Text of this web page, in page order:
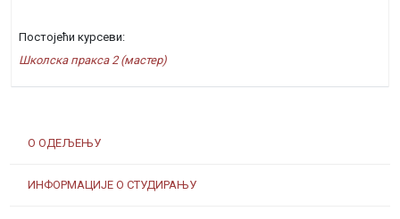
О ОДЕЉЕЊУ
ИНФОРМАЦИЈЕ О СТУДИРАЊУ
Постојећи курсеви:
Школска пракса 2 (мастер)